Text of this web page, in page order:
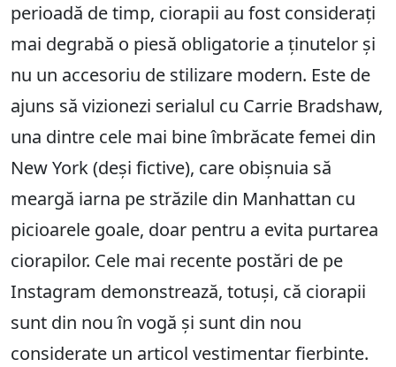
perioadă de timp, ciorapii au fost considerați
mai degrabă o piesă obligatorie a ținutelor și
nu un accesoriu de stilizare modern. Este de
ajuns să vizionezi serialul cu Carrie Bradshaw,
una dintre cele mai bine îmbrăcate femei din
New York (deși fictive), care obișnuia să
meargă iarna pe străzile din Manhattan cu
picioarele goale, doar pentru a evita purtarea
ciorapilor. Cele mai recente postări de pe
Instagram demonstrează, totuși, că ciorapii
sunt din nou în vogă și sunt din nou
considerate un articol vestimentar fierbinte.